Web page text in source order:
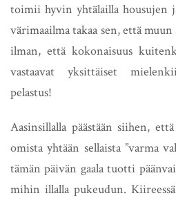
toimii hyvin yhtälailla housujen
värimaailma takaa sen, että
ilman, että kokonaisuus
vastaavat yksittäiset
pelastus!
Aasinsillalla päästään siihen,
omista yhtään sellaista ”varma
tämän päivän gaala tuotti
mihin illalla pukeudun.